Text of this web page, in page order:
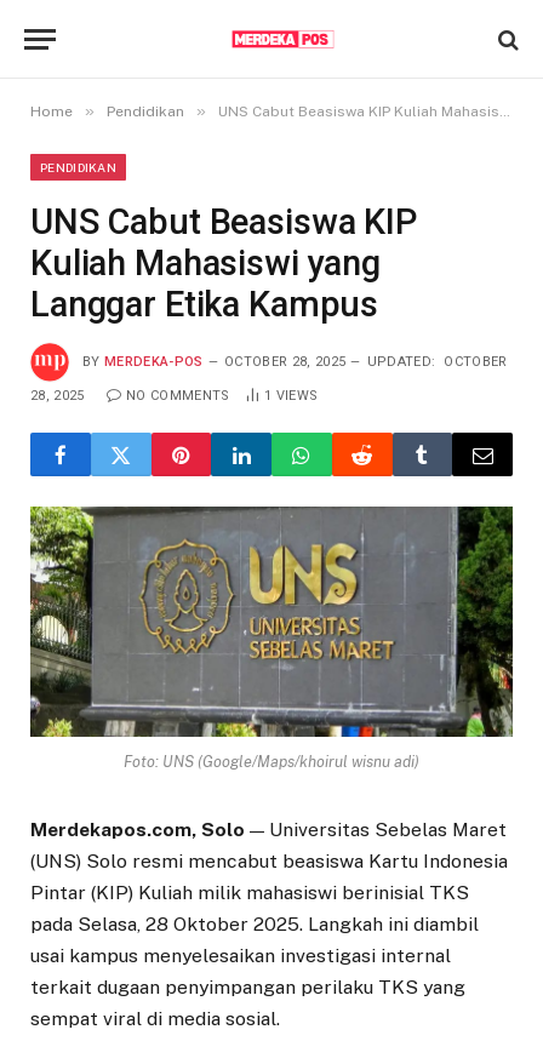
Home » Pendidikan » UNS Cabut Beasiswa KIP Kuliah Mahasiswi yang Langgar Etika Kampus
PENDIDIKAN
UNS Cabut Beasiswa KIP
Kuliah Mahasiswi yang
Langgar Etika Kampus
BY MERDEKA-POS OCTOBER 28, 2025 UPDATED: OCTOBER
28, 2025 NO COMMENTS 1 VIEWS
Foto: UNS (Google/Maps/khoirul wisnu adi)
Merdekapos.com, Solo — Universitas Sebelas Maret
(UNS) Solo resmi mencabut beasiswa Kartu Indonesia
Pintar (KIP) Kuliah milik mahasiswi berinisial TKS
pada Selasa, 28 Oktober 2025. Langkah ini diambil
usai kampus menyelesaikan investigasi internal
terkait dugaan penyimpangan perilaku TKS yang
sempat viral di media sosial.